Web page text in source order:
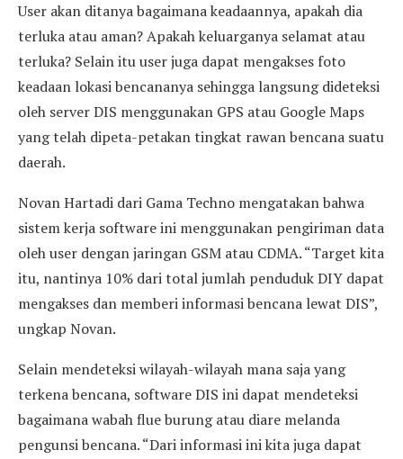
User akan ditanya bagaimana keadaannya, apakah dia
terluka atau aman? Apakah keluarganya selamat atau
terluka? Selain itu user juga dapat mengakses foto
keadaan lokasi bencananya sehingga langsung dideteksi
oleh server DIS menggunakan GPS atau Google Maps
yang telah dipeta-petakan tingkat rawan bencana suatu
daerah.
Novan Hartadi dari Gama Techno mengatakan bahwa
sistem kerja software ini menggunakan pengiriman data
oleh user dengan jaringan GSM atau CDMA. “Target kita
itu, nantinya 10% dari total jumlah penduduk DIY dapat
mengakses dan memberi informasi bencana lewat DIS”,
ungkap Novan.
Selain mendeteksi wilayah-wilayah mana saja yang
terkena bencana, software DIS ini dapat mendeteksi
bagaimana wabah flue burung atau diare melanda
pengunsi bencana. “Dari informasi ini kita juga dapat